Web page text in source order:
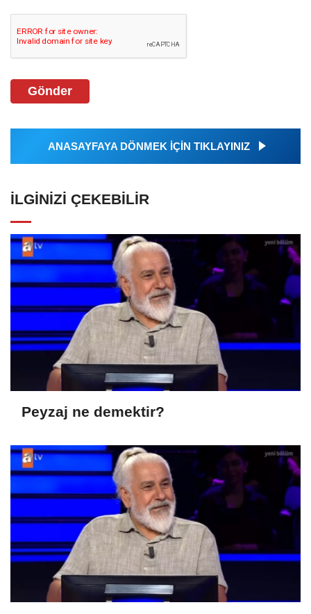
Gönder
ANASAYFAYA DÖNMEK İÇİN TIKLAYINIZ
İLGINIZI ÇEKEBILIR
Peyzaj ne demektir?